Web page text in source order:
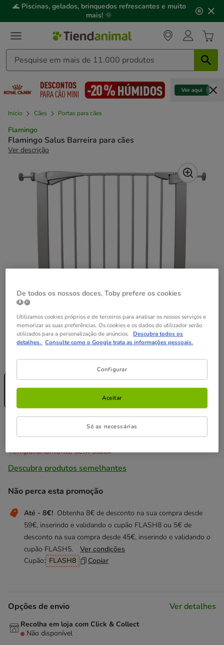
3,
mensagem,
🌊 Piscinas, gelados, brinquedos refrescantes e muito
mais! 🌞
Início Cães Portas para cães
Flamingo
Flamingo Salus Barreira para cães
Ver descrição
79 - 89 x 76
cm
Não perca esta promoção
Até - 8€! Obtenha 8€ de desconto na sua compra desde
59€, inserindo e validando o cupão FLASH8 ou 5€ de
desconto na sua compra desde 45€, inserindo e validando o
cupão FLASH5.
Ver condições
Cupão: FLASH8 Copiar
Temporariamente sem stock
Descubra produtos semelhantes
Opções de envio Ver detalhes
Recolha em loja com Click & Collect
Não disponível
De todos os nossos doces, Toby prefere os cookies
🐶🍪
Utilizamos cookies próprios e de terceiros para analisar os nossos serviços e
memorizar as suas preferências. Os cookies e os dados do utilizador serão
utilizados para a personalização de anúncios. Descubra todos os
detalhes. Consulte como o Google trata as informações pessoais.
Configurar
Só as necessárias
Aceitar